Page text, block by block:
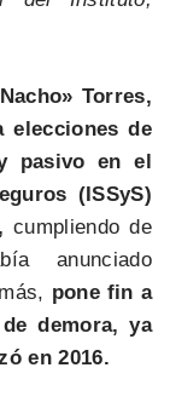
Torres,
elecciones de
pasivo en el
(ISSyS)
cumpliendo de
anunciado
pone fin a
demora, ya
en 2016.